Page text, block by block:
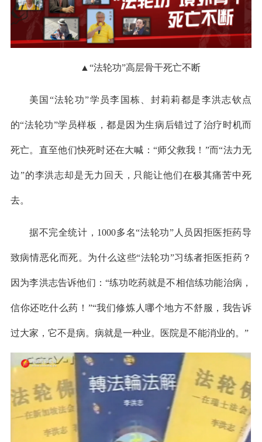
▲“法轮功”高层骨干死亡不断
美国“法轮功”学员李国栋、封莉莉都是李洪志钦点
的“法轮功”学员样板，都是因为生病后错过了治疗时机而
死亡。直至他们快死时还在大喊：“师父救我！”而“法力无
边”的李洪志却是无力回天，只能让他们在极其痛苦中死
去。
据不完全统计，1000多名“法轮功”人员因拒医拒药导
致病情恶化而死。为什么这些“法轮功”习练者拒医拒药？
因为李洪志告诉他们：“练功吃药就是不相信练功能治病，
信你还吃什么药！”“我们修炼人哪个地方不舒服，我告诉
过大家，它不是病。病就是一种业。医院是不能消业的。”